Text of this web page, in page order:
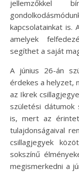
jellemzőkkel
kapcsolatainkat is.
amelyek
segíthet a saját
A június 26-án
érdekes a helyzet,
az Ikrek
születési dátumok
is, mert az
tulajdonságaival
csillagjegyek
sokszínű
megismerkedni a